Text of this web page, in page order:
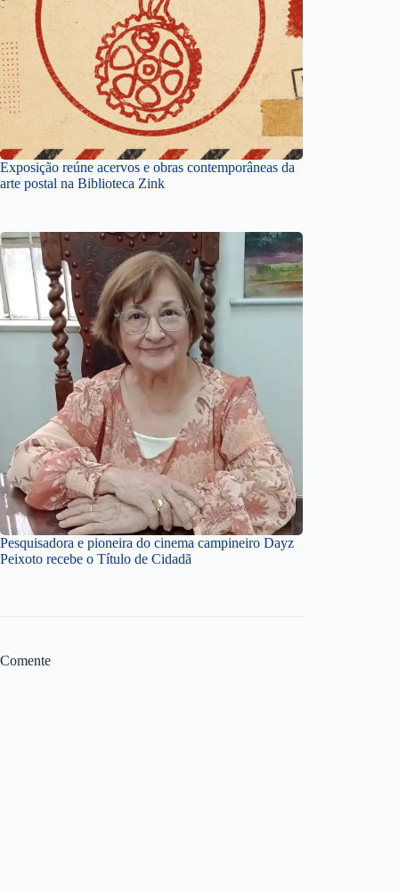
Exposição reúne acervos e obras contemporâneas da
arte postal na Biblioteca Zink
Pesquisadora e pioneira do cinema campineiro Dayz
Peixoto recebe o Título de Cidadã
Comente